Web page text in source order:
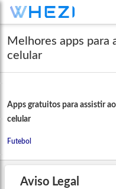
Melhores apps para
celular
Apps gratuitos para assistir
celular
Futebol
Aviso Legal